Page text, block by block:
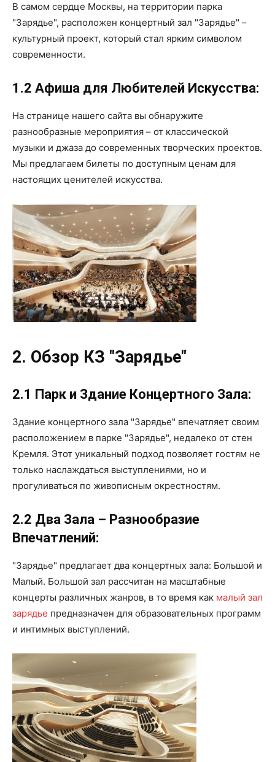
В самом сердце Москвы, на территории парка
"Зарядье", расположен концертный зал "Зарядье" –
культурный проект, который стал ярким символом
современности.
1.2 Афиша для Любителей Искусства:
На странице нашего сайта вы обнаружите
разнообразные мероприятия – от классической
музыки и джаза до современных творческих проектов.
Мы предлагаем билеты по доступным ценам для
настоящих ценителей искусства.
2. Обзор КЗ "Зарядье"
2.1 Парк и Здание Концертного Зала:
Здание концертного зала "Зарядье" впечатляет своим
расположением в парке "Зарядье", недалеко от стен
Кремля. Этот уникальный подход позволяет гостям не
только наслаждаться выступлениями, но и
прогуливаться по живописным окрестностям.
2.2 Два Зала – Разнообразие
Впечатлений:
"Зарядье" предлагает два концертных зала: Большой и
Малый. Большой зал рассчитан на масштабные
концерты различных жанров, в то время как малый зал
зарядье предназначен для образовательных программ
и интимных выступлений.